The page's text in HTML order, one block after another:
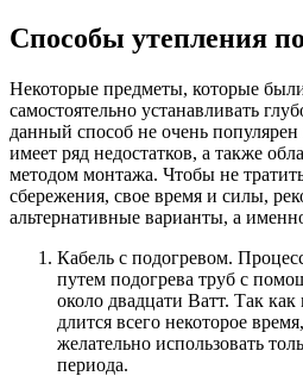
Способы утепления
Некоторые предметы, которые
самостоятельно устанавливать
данный способ не очень популярен
имеет ряд недостатков, а также
методом монтажа. Чтобы не
сбережения, свое время и силы,
альтернативные варианты, а
Кабель с подогревом.
путем подогрева труб с
около двадцати Ватт. Так
длится всего некоторое
желательно использовать
периода.